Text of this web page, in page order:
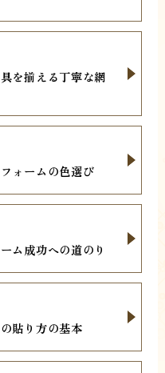
を揃える丁寧な網
ォームの色選び
ム成功への道のり
貼り方の基本